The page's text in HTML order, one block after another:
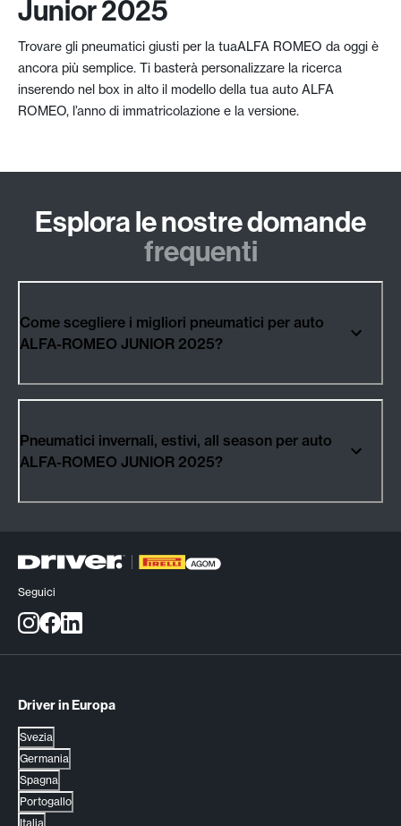
Junior 2025
Trovare gli pneumatici giusti per la tuaALFA ROMEO da oggi è
ancora più semplice. Ti basterà personalizzare la ricerca
inserendo nel box in alto il modello della tua auto ALFA
ROMEO, l’anno di immatricolazione e la versione.
Esplora le nostre domande
frequenti
Come scegliere i migliori pneumatici per auto
ALFA-ROMEO JUNIOR 2025?
Pneumatici invernali, estivi, all season per auto
ALFA-ROMEO JUNIOR 2025?
Seguici
Driver in Europa
Svezia
Germania
Spagna
Portogallo
Italia